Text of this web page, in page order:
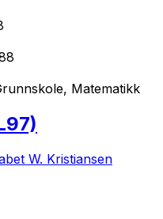
Matematikk
W. Kristiansen